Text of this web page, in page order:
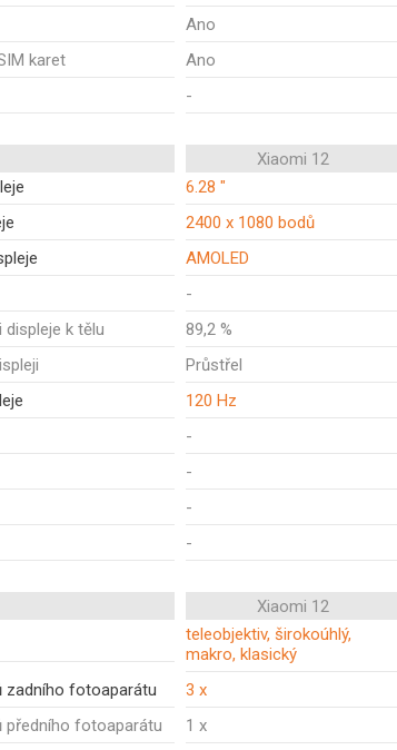
Ano
karet
Ano
-
Xiaomi 12
6.28 "
2400 x 1080 bodů
AMOLED
-
k tělu
89,2 %
Průstřel
120 Hz
-
-
-
-
Xiaomi 12
teleobjektiv, širokoúhlý,
makro, klasický
zadního fotoaparátu 3 x
předního fotoaparátu
1 x